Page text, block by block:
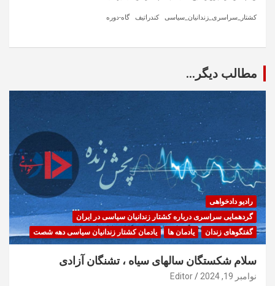
کشتار_سراسری_زندانیان_سیاسی کندراتیف گاه-دوره
مطالب دیگر...
رادیو دادخواهی
گردهمایی سراسری درباره کشتار زندانیان سیاسی در ایران
گفتگوهای زندان
یادمان ها یادمان کشتار زندانیان سیاسی دهه شصت
سلام شکستگان سالهای سیاه ، تشنگان آزادی
نوامبر 19, 2024 Editor